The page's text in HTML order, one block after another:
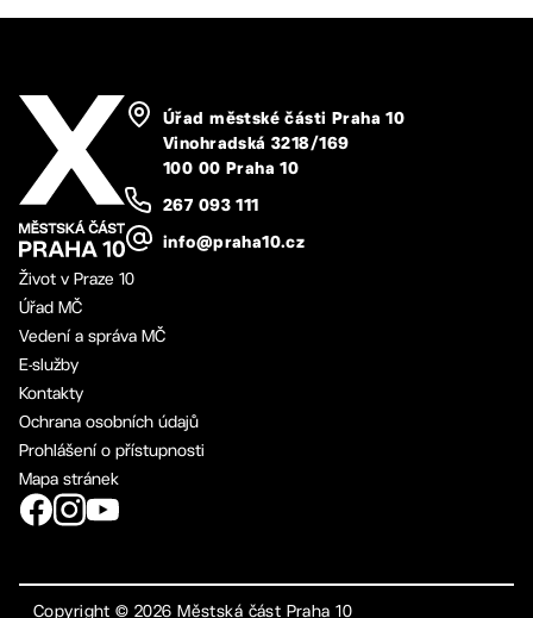
Úřad městské části Praha 10
Vinohradská 3218/169
100 00 Praha 10
267 093 111
info@praha10.cz
Život v Praze 10
Úřad MČ
Vedení a správa MČ
E-služby
Kontakty
Ochrana osobních údajů
Prohlášení o přístupnosti
Mapa stránek
Copyright ©2026 Městská část Praha 10